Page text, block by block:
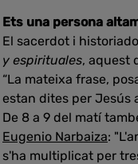
Ets una persona
El sacerdot i
y espirituales, aquest
“La mateixa frase,
estan dites per Jesús
De 8 a 9 del matí
Eugenio Narbaiza:
s'ha multiplicat per